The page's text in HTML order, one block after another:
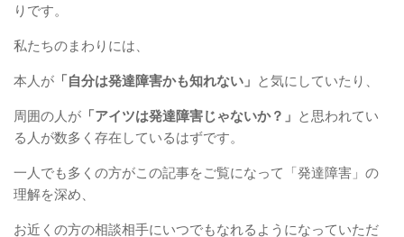
りです。
私たちのまわりには、
本人が 「自分は発達障害かも知れない」 と気にしていたり、
周囲の人が 「アイツは発達障害じゃないか？」 と思われてい
る人が数多く存在しているはずです。
一人でも多くの方がこの記事をご覧になって「発達障害」の
理解を深め、
お近くの方の相談相手にいつでもなれるようになっていただ